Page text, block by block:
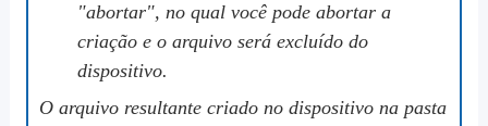
"abortar", no qual você pode abortar a
criação e o arquivo será excluído do
dispositivo.
O arquivo resultante criado no dispositivo na pasta